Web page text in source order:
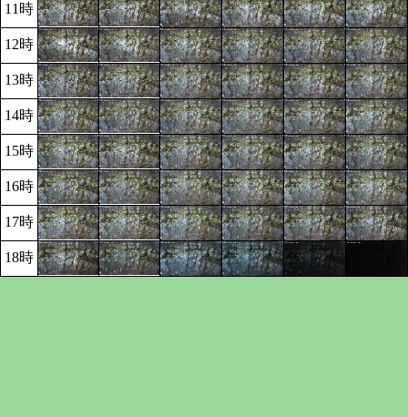
11時
12時
13時
14時
15時
16時
17時
18時